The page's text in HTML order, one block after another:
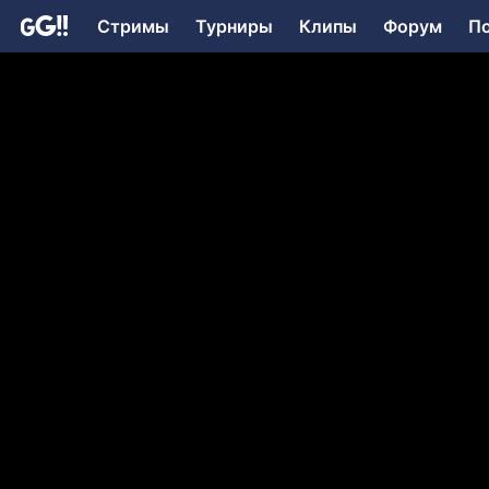
Стримы Турниры Клипы Форум